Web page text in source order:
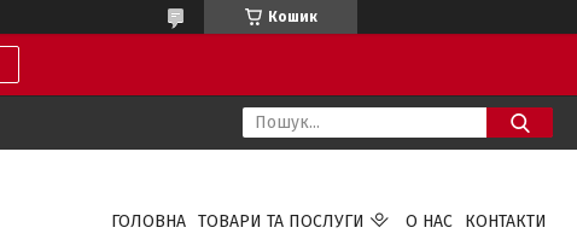
Кошик
ГОЛОВНА ТОВАРИ ТА ПОСЛУГИ О НАС КОНТАКТИ